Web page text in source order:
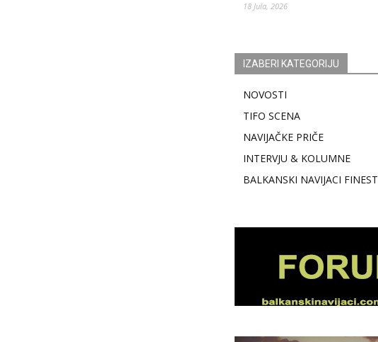
18 Jula, 2026
IZABERI KATEGORIJU
NOVOSTI
TIFO SCENA
NAVIJAČKE PRIČE
INTERVJU & KOLUMNE
BALKANSKI NAVIJACI FINEST